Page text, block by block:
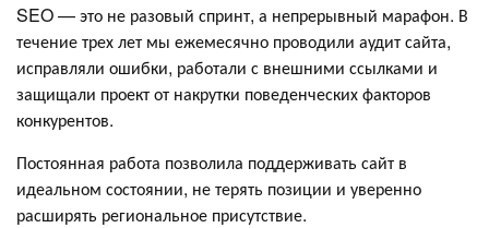
SEO — это не разовый спринт, а непрерывный марафон. В
течение трех лет мы ежемесячно проводили аудит сайта,
исправляли ошибки, работали с внешними ссылками и
защищали проект от накрутки поведенческих факторов
конкурентов.
Постоянная работа позволила поддерживать сайт в
идеальном состоянии, не терять позиции и уверенно
расширять региональное присутствие.